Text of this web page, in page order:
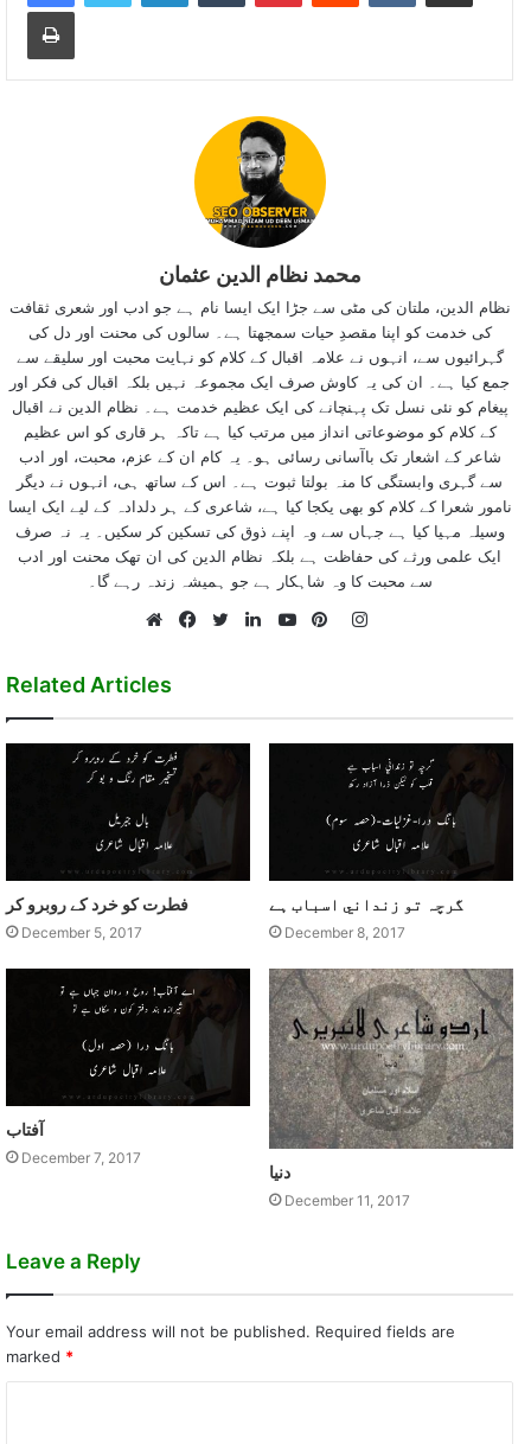
Print
محمد نظام الدین عثمان
نظام الدین، ملتان کی مٹی سے جڑا ایک ایسا نام ہے جو ادب اور شعری ثقافت
کی خدمت کو اپنا مقصدِ حیات سمجھتا ہے۔ سالوں کی محنت اور دل کی
گہرائیوں سے، انہوں نے علامہ اقبال کے کلام کو نہایت محبت اور سلیقے سے
جمع کیا ہے۔ ان کی یہ کاوش صرف ایک مجموعہ نہیں بلکہ اقبال کی فکر اور
پیغام کو نئی نسل تک پہنچانے کی ایک عظیم خدمت ہے۔ نظام الدین نے اقبال
کے کلام کو موضوعاتی انداز میں مرتب کیا ہے تاکہ ہر قاری کو اس عظیم
شاعر کے اشعار تک باآسانی رسائی ہو۔ یہ کام ان کے عزم، محبت، اور ادب
سے گہری وابستگی کا منہ بولتا ثبوت ہے۔ اس کے ساتھ ہی، انہوں نے دیگر
نامور شعرا کے کلام کو بھی یکجا کیا ہے، شاعری کے ہر دلدادہ کے لیے ایک ایسا
وسیلہ مہیا کیا ہے جہاں سے وہ اپنے ذوق کی تسکین کر سکیں۔ یہ نہ صرف
ایک علمی ورثے کی حفاظت ہے بلکہ نظام الدین کی ان تھک محنت اور ادب
سے محبت کا وہ شاہکار ہے جو ہمیشہ زندہ رہے گا۔
Instagram
Related Articles
فطرت کو خرد کے روبرو کر
December 5, 2017
گرچہ تو زنداني اسباب ہے
December 8, 2017
آفتاب
December 7, 2017
دنيا
December 11, 2017
Leave a Reply
Your email address will not be published. Required fields are
marked *